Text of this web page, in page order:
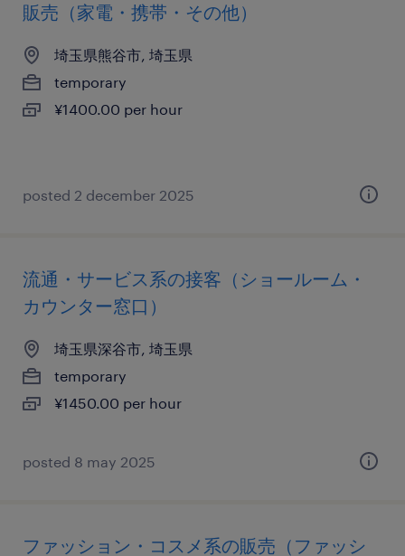
販売（家電・携帯・その他）
埼玉県熊谷市, 埼玉県
temporary
¥1400.00 per hour
posted 2 december 2025
流通・サービス系の接客（ショールーム・
カウンター窓口）
埼玉県深谷市, 埼玉県
temporary
¥1450.00 per hour
posted 8 may 2025
ファッション・コスメ系の販売（ファッシ